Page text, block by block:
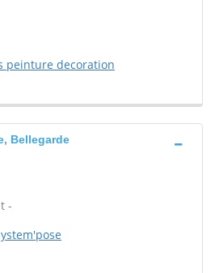
peinture decoration
Bellegarde
-